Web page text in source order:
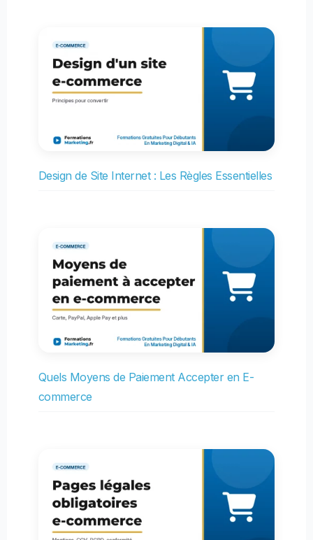
Design de Site Internet : Les Règles Essentielles
Quels Moyens de Paiement Accepter en E-
commerce